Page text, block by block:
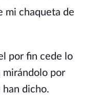
mi chaqueta de
por fin cede lo
mirándolo por
han dicho.